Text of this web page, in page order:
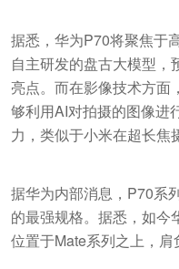
据悉，华为P70将聚焦于
自主研发的盘古大模型
亮点。而在影像技术方面
够利用AI对拍摄的图像进
力，类似于小米在超长焦
据华为内部消息，P70系
的最强规格。据悉，如今
位置于Mate系列之上，肩